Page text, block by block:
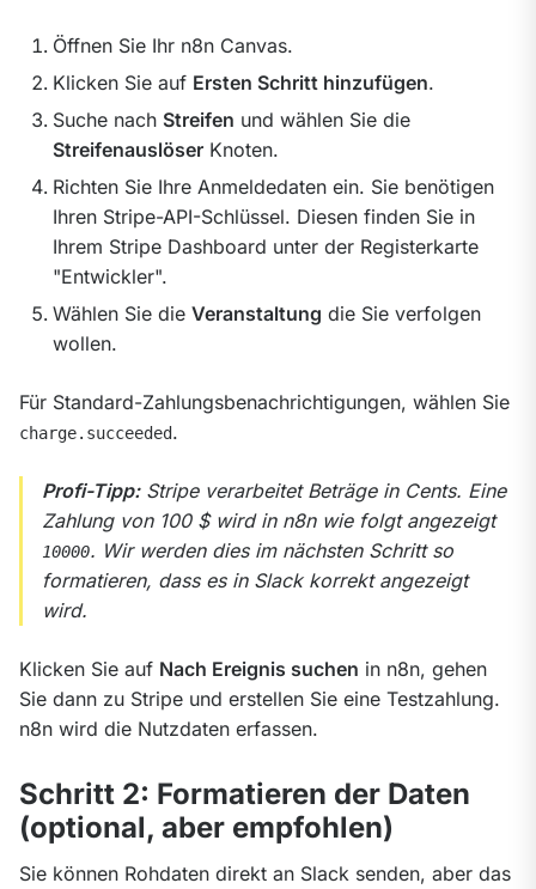
Öffnen Sie Ihr n8n Canvas.
Klicken Sie auf Ersten Schritt hinzufügen.
Suche nach Streifen und wählen Sie die
Streifenauslöser Knoten.
Richten Sie Ihre Anmeldedaten ein. Sie benötigen
Ihren Stripe-API-Schlüssel. Diesen finden Sie in
Ihrem Stripe Dashboard unter der Registerkarte
"Entwickler".
Wählen Sie die Veranstaltung die Sie verfolgen
wollen.
charge.succeeded.
Profi-Tipp: Stripe verarbeitet Beträge in Cents. Eine
Zahlung von 100 $ wird in n8n wie folgt angezeigt
10000. Wir werden dies im nächsten Schritt so
formatieren, dass es in Slack korrekt angezeigt
wird.
Klicken Sie auf Nach Ereignis suchen in n8n, gehen
Sie dann zu Stripe und erstellen Sie eine Testzahlung.
n8n wird die Nutzdaten erfassen.
Schritt 2: Formatieren der Daten
(optional, aber empfohlen)
Sie können Rohdaten direkt an Slack senden, aber das